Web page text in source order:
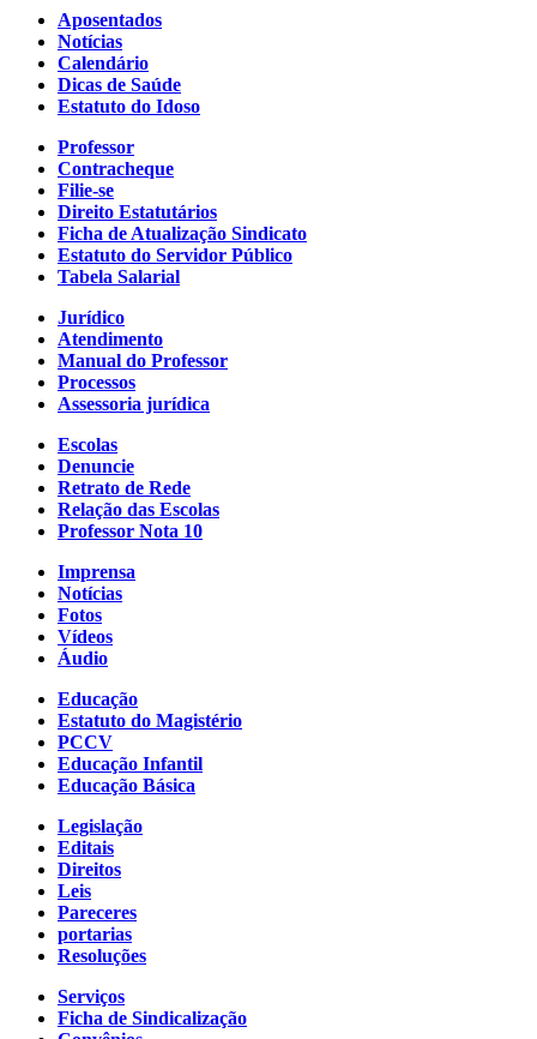
Aposentados
Notícias
Calendário
Dicas de Saúde
Estatuto do Idoso
Professor
Contracheque
Filie-se
Direito Estatutários
Ficha de Atualização Sindicato
Estatuto do Servidor Público
Tabela Salarial
Jurídico
Atendimento
Manual do Professor
Processos
Assessoria jurídica
Escolas
Denuncie
Retrato de Rede
Relação das Escolas
Professor Nota 10
Imprensa
Notícias
Fotos
Vídeos
Áudio
Educação
Estatuto do Magistério
PCCV
Educação Infantil
Educação Básica
Legislação
Editais
Direitos
Leis
Pareceres
portarias
Resoluções
Serviços
Ficha de Sindicalização